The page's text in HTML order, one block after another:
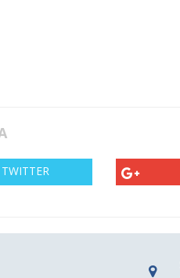
TWITTER